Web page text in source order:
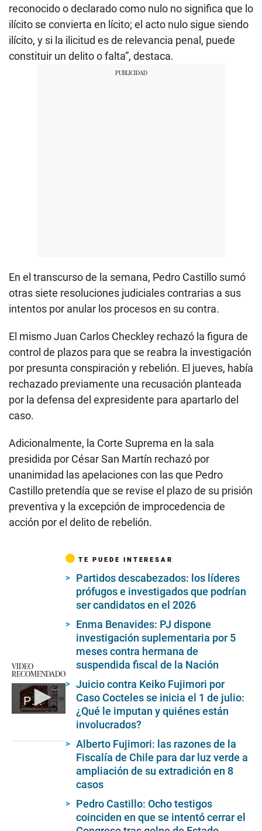
reconocido o declarado como nulo no significa que lo
ilícito se convierta en lícito; el acto nulo sigue siendo
ilícito, y si la ilicitud es de relevancia penal, puede
constituir un delito o falta”, destaca.
En el transcurso de la semana, Pedro Castillo sumó
otras siete resoluciones judiciales contrarias a sus
intentos por anular los procesos en su contra.
El mismo Juan Carlos Checkley rechazó la figura de
control de plazos para que se reabra la investigación
por presunta conspiración y rebelión. El jueves, había
rechazado previamente una recusación planteada
por la defensa del expresidente para apartarlo del
caso.
Adicionalmente, la Corte Suprema en la sala
presidida por César San Martín rechazó por
unanimidad las apelaciones con las que Pedro
Castillo pretendía que se revise el plazo de su prisión
preventiva y la excepción de improcedencia de
acción por el delito de rebelión.
VIDEO
RECOMENDADO
Premier Otárola habla en el Congreso
TE PUEDE INTERESAR
Partidos descabezados: los líderes
prófugos e investigados que podrían
ser candidatos en el 2026
Enma Benavides: PJ dispone
investigación suplementaria por 5
meses contra hermana de
suspendida fiscal de la Nación
Juicio contra Keiko Fujimori por
Caso Cocteles se inicia el 1 de julio:
¿Qué le imputan y quiénes están
involucrados?
Alberto Fujimori: las razones de la
Fiscalía de Chile para dar luz verde a
ampliación de su extradición en 8
casos
Pedro Castillo: Ocho testigos
coinciden en que se intentó cerrar el